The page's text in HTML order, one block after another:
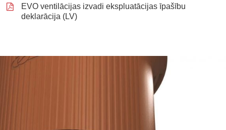
EVO ventilācijas izvadi ekspluatācijas īpašību
deklarācija (LV)